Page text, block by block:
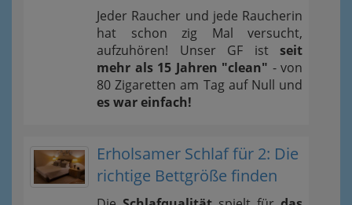
Jeder Raucher und jede Raucherin
hat schon zig Mal versucht,
aufzuhören! Unser GF ist seit
mehr als 15 Jahren "clean" - von
80 Zigaretten am Tag auf Null und
es war einfach!
Erholsamer Schlaf für 2: Die
richtige Bettgröße finden